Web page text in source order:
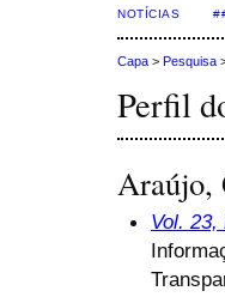
NOTÍCIAS
Capa > Pesquisa
Perfil
Araújo,
Vol. 23,